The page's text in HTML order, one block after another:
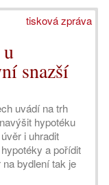
tisková zpráva
snazší
uvádí na trh
hypotéku
i uhradit
a pořídit
bydlení tak je